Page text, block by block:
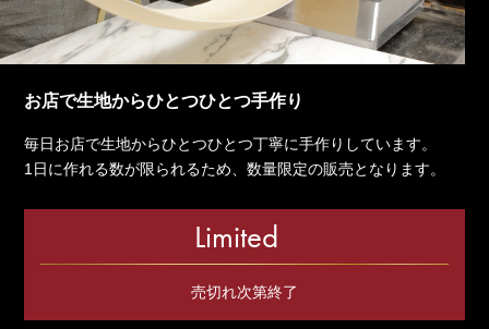
お店で生地からひとつひとつ手作り
毎日お店で生地からひとつひとつ丁寧に手作りしています。
1日に作れる数が限られるため、数量限定の販売となります。
Limited
売切れ次第終了